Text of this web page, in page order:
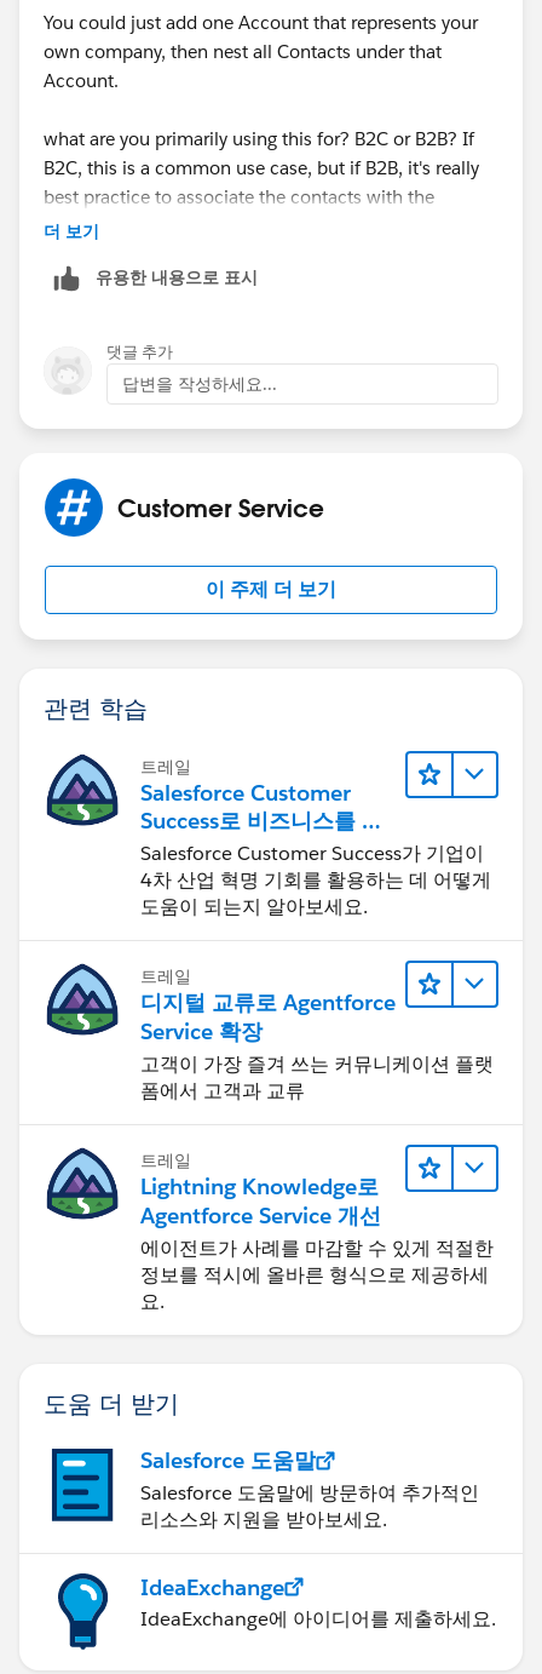
You could just add one Account that represents your
own company, then nest all Contacts under that
Account.
what are you primarily using this for? B2C or B2B? If
B2C, this is a common use case, but if B2B, it's really
best practice to associate the contacts with the
Company (Account) they work for.
In Salesforce, Account does not necessarily mean the
ANY business you associate with, be it a client,
Vendor, Partner, etc...
더 보기
유용한 내용으로 표시
댓글 추가
답변을 작성하세요...
Customer Service
이 주제 더 보기
관련 학습
트레일
Salesforce Customer
Success로 비즈니스를 혁
신하기
Salesforce Customer Success가 기업이
4차 산업 혁명 기회를 활용하는 데 어떻게
도움이 되는지 알아보세요.
트레일
디지털 교류로 Agentforce
Service 확장
고객이 가장 즐겨 쓰는 커뮤니케이션 플랫
폼에서 고객과 교류
트레일
Lightning Knowledge로
Agentforce Service 개선
에이전트가 사례를 마감할 수 있게 적절한
정보를 적시에 올바른 형식으로 제공하세
요.
도움 더 받기
Salesforce 도움말
Salesforce 도움말에 방문하여 추가적인
리소스와 지원을 받아보세요.
IdeaExchange
IdeaExchange에 아이디어를 제출하세요.